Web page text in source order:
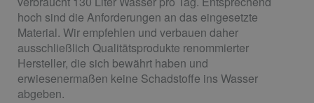
hoch sind die Anforderungen an das eingesetzte
Material. Wir empfehlen und verbauen daher
ausschließlich Qualitätsprodukte renommierter
Hersteller, die sich bewährt haben und
erwiesenermaßen keine Schadstoffe ins Wasser
abgeben.